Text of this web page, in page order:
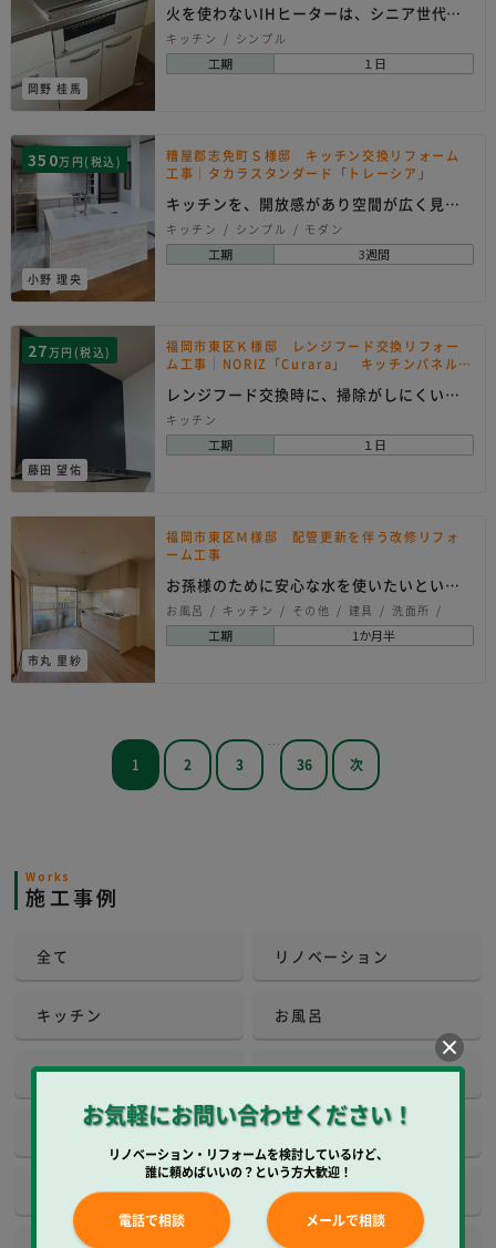
岡野 桂馬
火を使わないIHヒーターは、シニア世代に
も安心です
キッチン シンプル
工期 １日
350万円(税込)
小野 理央
糟屋郡志免町Ｓ様邸 キッチン交換リフォーム
工事｜タカラスタンダード「トレーシア」
キッチンを、開放感があり空間が広く見え
るフラットタイプ…
キッチン シンプル モダン
工期 3週間
27万円(税込)
藤田 望佑
福岡市東区Ｋ様邸 レンジフード交換リフォー
ム工事｜NORIZ「Curara」 キッチンパネル
レンジフード交換時に、掃除がしにくいタ
イルをキッチンパ…
キッチン
工期 １日
市丸 里紗
福岡市東区Ｍ様邸 配管更新を伴う改修リフォ
ーム工事
お孫様のために安心な水を使いたいという
想いからの配管リ…
お風呂 キッチン その他 建具
洗面所
シンプル
ナチュラル モダン
工期 1か月半
1 2 3
…
36 次
Works
施工事例
全て リノベーション
キッチン お風呂
洗面所 トイレ
内装
壁工事 壁紙クロス
お気軽にお問い合わせください！
リノベーション・リフォームを検討しているけど、
誰に頼めばいいの？という方大歓迎！
電話で相談 メールで相談